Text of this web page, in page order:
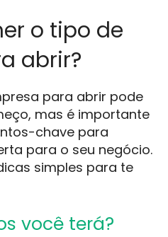
o tipo de
abrir?
para abrir pode
mas é importante
chave para
para o seu negócio.
simples para te
você terá?